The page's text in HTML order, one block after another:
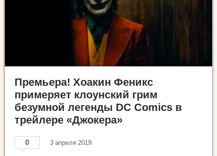
Премьера! Хоакин Феникс
примеряет клоунский грим
безумной легенды DC Comics в
трейлере «Джокера»
0 3 апреля 2019